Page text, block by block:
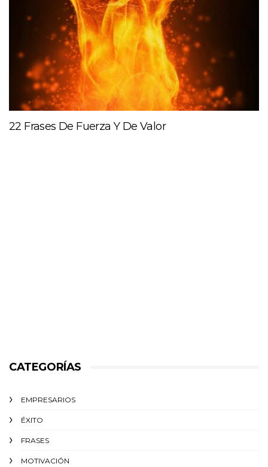
22 Frases De Fuerza Y De Valor
CATEGORÍAS
EMPRESARIOS
ÉXITO‬
FRASES
MOTIVACIÓN